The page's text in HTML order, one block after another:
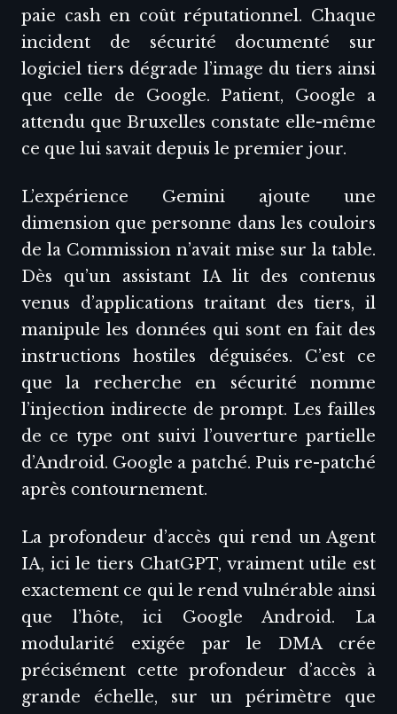
paie cash en coût réputationnel. Chaque
incident de sécurité documenté sur
logiciel tiers dégrade l’image du tiers ainsi
que celle de Google. Patient, Google a
attendu que Bruxelles constate elle-même
ce que lui savait depuis le premier jour.
L’expérience Gemini ajoute une
dimension que personne dans les couloirs
de la Commission n’avait mise sur la table.
Dès qu’un assistant IA lit des contenus
venus d’applications traitant des tiers, il
manipule les données qui sont en fait des
instructions hostiles déguisées. C’est ce
que la recherche en sécurité nomme
l’injection indirecte de prompt. Les failles
de ce type ont suivi l’ouverture partielle
d’Android. Google a patché. Puis re-patché
après contournement.
La profondeur d’accès qui rend un Agent
IA, ici le tiers ChatGPT, vraiment utile est
exactement ce qui le rend vulnérable ainsi
que l’hôte, ici Google Android. La
modularité exigée par le DMA crée
précisément cette profondeur d’accès à
grande échelle, sur un périmètre que